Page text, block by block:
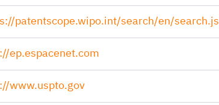
patentscope.wipo.int/search/en/
ep.espacenet.com
www.uspto.gov